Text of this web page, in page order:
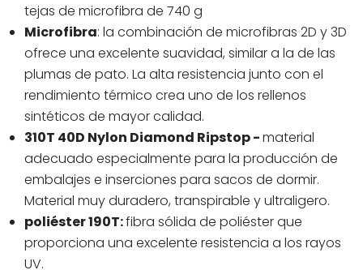
tejas de microfibra de 740 g
Microfibra: la combinación de microfibras 2D y 3D
ofrece una excelente suavidad, similar a la de las
plumas de pato. La alta resistencia junto con el
rendimiento térmico crea uno de los rellenos
sintéticos de mayor calidad.
310T 40D Nylon Diamond Ripstop -material
adecuado especialmente para la producción de
embalajes e inserciones para sacos de dormir.
Material muy duradero, transpirable y ultraligero.
poliéster 190T:fibra sólida de poliéster que
proporciona una excelente resistencia a los rayos
UV.